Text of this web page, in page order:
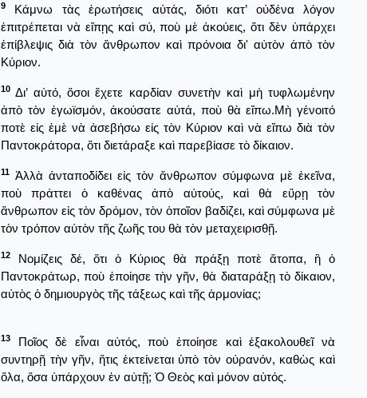
9
Κάμνω τὰς ἐρωτήσεις αὐτάς, διότι κατ’ οὐδένα λόγον
ἐπιτρέπεται νὰ εἴπῃς καὶ σύ, ποὺ μὲ ἀκούεις, ὅτι δὲν ὑπάρχει
ἐπίβλεψις διὰ τὸν ἄνθρωπον καὶ πρόνοια δι' αὐτὸν ἀπὸ τὸν
Κύριον.
10 Δι’ αὐτό, ὅσοι ἔχετε καρδίαν συνετὴν καὶ μὴ τυφλωμένην
ἀπὸ τὸν ἐγωϊσμόν, ἀκούσατε αὐτά, ποὺ θὰ εἴπω.Μὴ γένοιτό
ποτὲ εἰς ἐμὲ νὰ ἀσεβήσω εἰς τὸν Κύριον καὶ νὰ εἴπω διὰ τὸν
Παντοκράτορα, ὅτι διετάραξε καὶ παρεβίασε τὸ δίκαιον.
11 Ἀλλὰ ἀνταποδίδει εἰς τὸν ἄνθρωπον σύμφωνα μὲ ἐκεῖνα,
ποὺ πράττει ὁ καθένας ἀπὸ αὐτούς, καὶ θὰ εὕρῃ τὸν
ἄνθρωπον εἰς τὸν δρόμον, τὸν ὁποῖον βαδίζει, καὶ σύμφωνα μὲ
τὸν τρόπον αὐτὸν τῆς ζωῆς του θὰ τὸν μεταχειρισθῇ.
12
Νομίζεις δέ, ὅτι ὁ Κύριος θὰ πράξῃ ποτὲ ἄτοπα, ἢ ὁ
Παντοκράτωρ, ποὺ ἐποίησε τὴν γῆν, θὰ διαταράξῃ τὸ δίκαιον,
αὐτὸς ὁ δημιουργὸς τῆς τάξεως καὶ τῆς ἁρμονίας;
13
Ποῖος δὲ εἶναι αὐτός, ποὺ ἐποίησε καὶ ἐξακολουθεῖ νὰ
συντηρῇ τὴν γῆν, ἥτις ἐκτείνεται ὑπὸ τὸν οὐρανόν, καθὼς καὶ
ὅλα, ὅσα ὑπάρχουν ἐν αὐτῇ; Ὁ Θεὸς καὶ μόνον αὐτός.